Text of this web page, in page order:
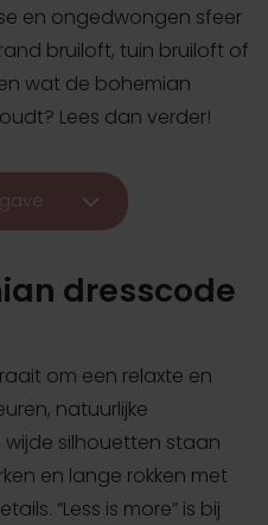
en ongedwongen sfeer
bruiloft, tuin bruiloft of
wat de bohemian
Lees dan verder!
dresscode
om een relaxte en
natuurlijke
silhouetten staan
en lange rokken met
“Less is more” is bij